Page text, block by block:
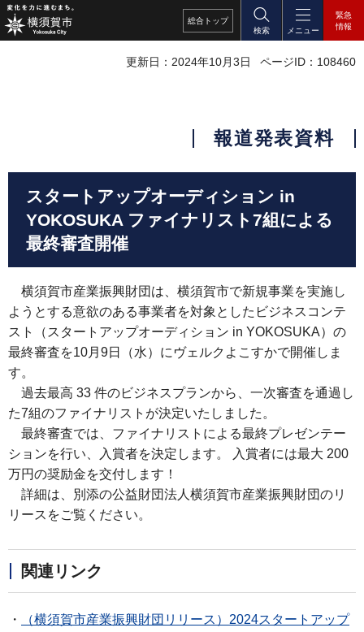
総合 トップ
検索
メニュー
緊急
情報
更新日：2024年10月3日 ページID：108460
報道発表資料
スタートアップオーディション in
YOKOSUKA ファイナリスト7組による
最終審査開催
横須賀市産業振興財団は、横須賀市で新規事業を実施し
ようとする意欲のある事業者を対象としたビジネスコンテ
スト（スタートアップオーディション in YOKOSUKA）の
最終審査を10月9日（水）にヴェルクよこすかで開催しま
す。
過去最高 33 件のビジネスプランから、一次審査を通過し
た7組のファイナリストが決定いたしました。
最終審査では、ファイナリストによる最終プレゼンテー
ションを行い、入賞者を決定します。 入賞者には最大 200
万円の奨励金を交付します！
詳細は、別添の公益財団法人横須賀市産業振興財団のリ
リースをご覧ください。
関連リンク
・
（横須賀市産業振興財団リリース）2024スタートアップ